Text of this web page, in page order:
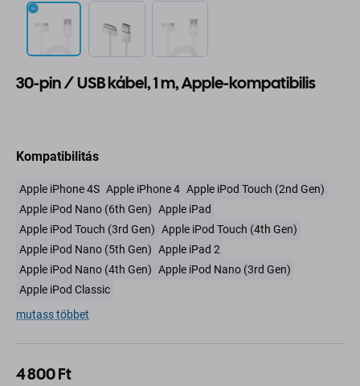
30-pin / USB kábel, 1 m, Apple-kompatibilis
Kompatibilitás
Apple iPhone 4S Apple iPhone 4 Apple iPod Touch (2nd Gen)
Apple iPod Nano (6th Gen) Apple iPad
Apple iPod Touch (3rd Gen) Apple iPod Touch (4th Gen)
Apple iPod Nano (5th Gen) Apple iPad 2
Apple iPod Nano (4th Gen) Apple iPod Nano (3rd Gen)
Apple iPod Classic
mutass többet
4 800 Ft